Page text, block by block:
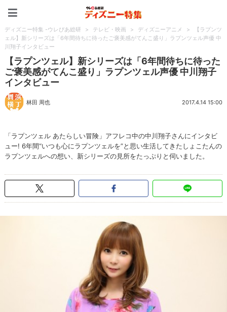
ディズニー特集 -ウレぴあ総研 > テレビ・映画 > ディズニーアニメ >
【ラプンツ
ェル】新シリーズは「6年間待ちに待ったご褒美感がてんこ盛り」ラプンツェル声優 中
川翔子インタビュー
【ラプンツェル】新シリーズは「6年間待ちに待った
ご褒美感がてんこ盛り」ラプンツェル声優 中川翔子
インタビュー
林田 周也 2017.4.14 15:00
「ラプンツェル あたらしい冒険」アフレコ中の中川翔子さんにインタビ
ュー! 6年間“いつも心にラプンツェルを”と思い生活してきたしょこたんの
ラプンツェルへの想い、新シリーズの見所をたっぷりと伺いました。